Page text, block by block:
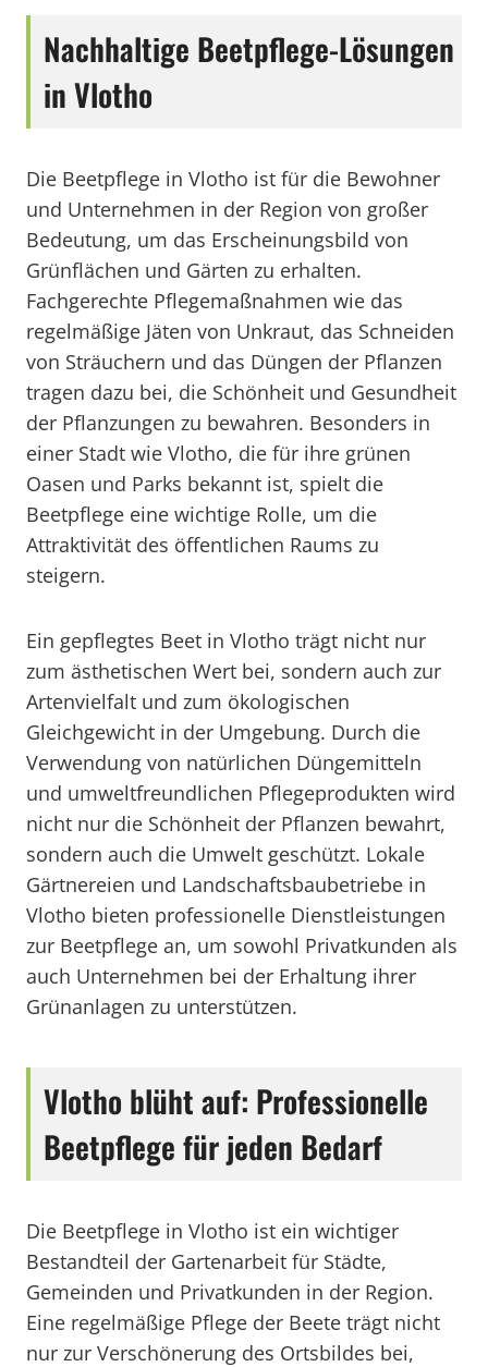
Nachhaltige Beetpflege-Lösungen
in Vlotho
Die Beetpflege in Vlotho ist für die Bewohner
und Unternehmen in der Region von großer
Bedeutung, um das Erscheinungsbild von
Grünflächen und Gärten zu erhalten.
Fachgerechte Pflegemaßnahmen wie das
regelmäßige Jäten von Unkraut, das Schneiden
von Sträuchern und das Düngen der Pflanzen
tragen dazu bei, die Schönheit und Gesundheit
der Pflanzungen zu bewahren. Besonders in
einer Stadt wie Vlotho, die für ihre grünen
Oasen und Parks bekannt ist, spielt die
Beetpflege eine wichtige Rolle, um die
Attraktivität des öffentlichen Raums zu
steigern.
Ein gepflegtes Beet in Vlotho trägt nicht nur
zum ästhetischen Wert bei, sondern auch zur
Artenvielfalt und zum ökologischen
Gleichgewicht in der Umgebung. Durch die
Verwendung von natürlichen Düngemitteln
und umweltfreundlichen Pflegeprodukten wird
nicht nur die Schönheit der Pflanzen bewahrt,
sondern auch die Umwelt geschützt. Lokale
Gärtnereien und Landschaftsbaubetriebe in
Vlotho bieten professionelle Dienstleistungen
zur Beetpflege an, um sowohl Privatkunden als
auch Unternehmen bei der Erhaltung ihrer
Grünanlagen zu unterstützen.
Vlotho blüht auf: Professionelle
Beetpflege für jeden Bedarf
Die Beetpflege in Vlotho ist ein wichtiger
Bestandteil der Gartenarbeit für Städte,
Gemeinden und Privatkunden in der Region.
Eine regelmäßige Pflege der Beete trägt nicht
nur zur Verschönerung des Ortsbildes bei,